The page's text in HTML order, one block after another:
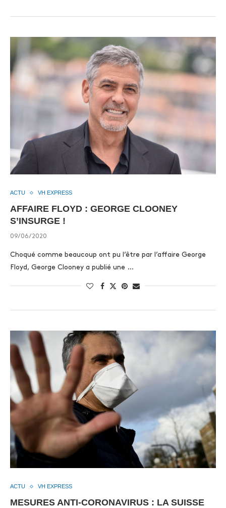
ACTU VH EXPRESS
AFFAIRE FLOYD : GEORGE CLOONEY
S’INSURGE !
09/06/2020
Choqué comme beaucoup ont pu l’être par l’affaire George
Floyd, George Clooney a publié une …
ACTU VH EXPRESS
MESURES ANTI-CORONAVIRUS : LA SUISSE